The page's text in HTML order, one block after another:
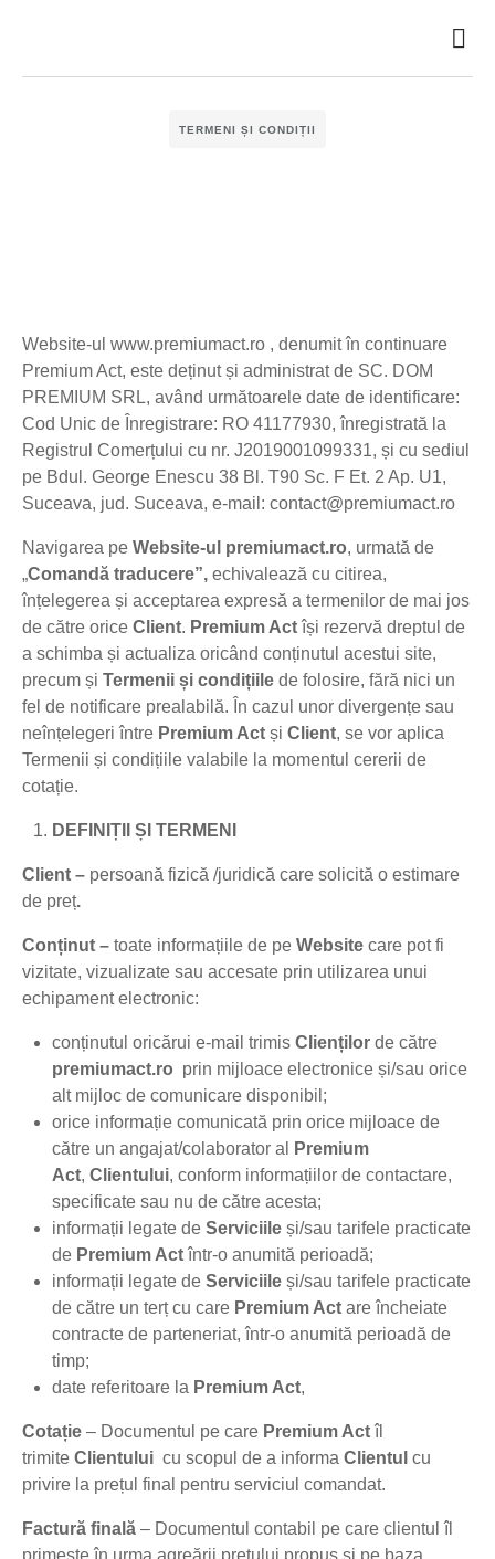
TERMENI ȘI CONDIȚII
Website-ul www.premiumact.ro , denumit în continuare
Premium Act, este deținut și administrat de SC. DOM
PREMIUM SRL, având următoarele date de identificare:
Cod Unic de Înregistrare: RO 41177930, înregistrată la
Registrul Comerțului cu nr. J2019001099331, și cu sediul
pe Bdul. George Enescu 38 Bl. T90 Sc. F Et. 2 Ap. U1,
Suceava, jud. Suceava, e-mail: contact@premiumact.ro
Navigarea pe Website-ul premiumact.ro, urmată de
„Comandă traducere”, echivalează cu citirea,
înțelegerea și acceptarea expresă a termenilor de mai jos
de către orice Client. Premium Actîși rezervă dreptul de
a schimba și actualiza oricând conținutul acestui site,
precum și Termenii și condițiile de folosire, fără nici un
fel de notificare prealabilă. În cazul unor divergențe sau
neînțelegeri între Premium Act și Client, se vor aplica
Termenii și condițiile valabile la momentul cererii de
cotație.
DEFINIȚII ȘI TERMENI
Client – persoană fizică /juridică care solicită o estimare
de preț.
Conținut – toate informațiile de pe Website care pot fi
vizitate, vizualizate sau accesate prin utilizarea unui
echipament electronic:
conținutul oricărui e-mail trimisClienților de către
premiumact.ro prin mijloace electronice și/sau orice
alt mijloc de comunicare disponibil;
orice informație comunicată prin orice mijloace de
către un angajat/colaborator al
Premium
Act,Clientului, conform informațiilor de contactare,
specificate sau nu de către acesta;
informații legate deServiciileși/sau tarifele practicate
de Premium Actîntr-o anumită perioadă;
informații legate deServiciile și/sau tarifele practicate
de către un terț cu care Premium Act are încheiate
contracte de parteneriat, într-o anumită perioadă de
timp;
date referitoare la Premium Act,
Cotație – Documentul pe care Premium Actîl
trimite Clientului cu scopul de a informa Clientul cu
privire la prețul final pentru serviciul comandat.
Factură finală – Documentul contabil pe care clientul îl